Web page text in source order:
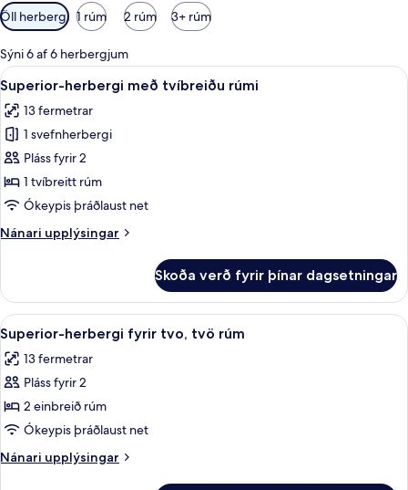
Síur
í
boði
fyrir
herbergi
Öll herbergi 1 rúm 2 rúm 3+ rúm
Sýni 6 af 6 herbergjum
Skoða
allar
myndir
fyrir
Superior-
herbergi
með
rúmi
Superior-herbergi með tvíbreiðu
23
Superior-herbergi með tvíbreiðu rúmi
13 fermetrar
1 svefnherbergi
Pláss fyrir 2
1 tvíbreitt rúm
Ókeypis þráðlaust net
Nánari upplýsingar
Nánari
herbergi
með
tvíbreiðu
rúmi
Skoða verð fyrir þínar dagsetningar
Skoða
allar
myndir
fyrir
Superior-
herbergi
fyrir
tvo,
Superior-herbergi fyrir tvo, tvö rúm
21
Superior-herbergi fyrir tvo, tvö rúm
13 fermetrar
Pláss fyrir 2
2 einbreið rúm
Ókeypis þráðlaust net
Nánari upplýsingar
Nánari